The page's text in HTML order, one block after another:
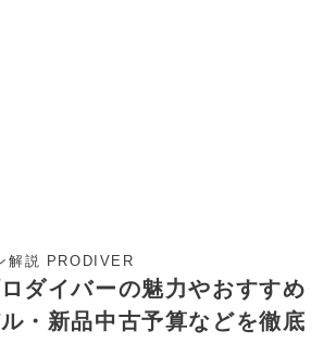
解説 PRODIVER
ロダイバーの魅力やおすすめ
・新品中古予算などを徹底